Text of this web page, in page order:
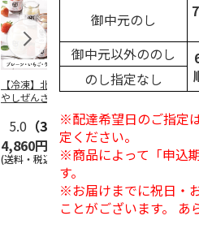
【冷凍】北海道 冷
やしぜんざい 3種6
5.0 （3）
4,860円
(送料・税込)
＜お中元＞東京あん
個入
4.0（1）
2,300円
(送料・税込)
御中元のし
御中元以外ののし
のし指定なし
※配達希望日のご指定
定ください。
※商品によって「申込
す。
※お届けまでに祝日・
ことがございます。